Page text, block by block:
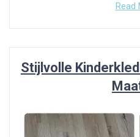
Read
Stijlvolle